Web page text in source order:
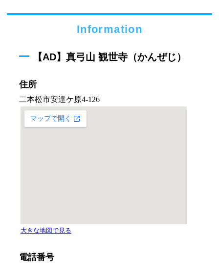
Information
【AD】真弓山 観世寺（かんぜじ）
住所
電話番号